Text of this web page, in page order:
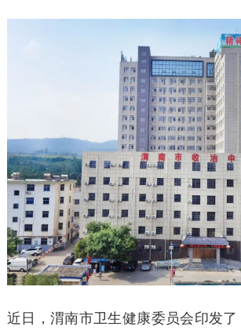
近日，渭南市卫生健康委员会印发